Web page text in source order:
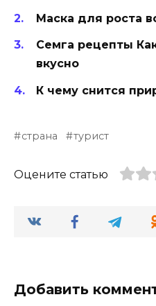
Маска для роста
Семга рецепты
вкусно
К чему снится
страна турист
Оцените статью
Добавить